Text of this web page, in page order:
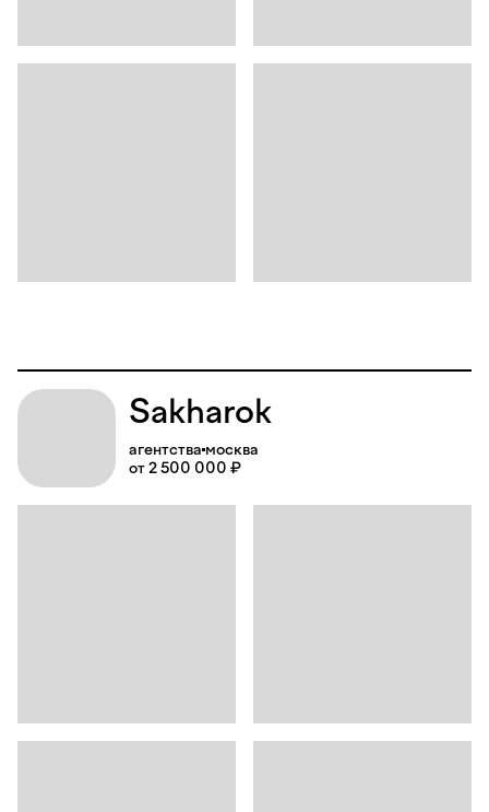
Sakharok
агентства москва
от 2 500 000 ₽